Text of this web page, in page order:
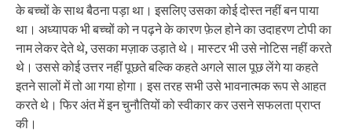
के बच्चों के साथ बैठना पड़ा था। इसलिए उसका कोई दोस्त नहीं बन पाया
था। अध्यापक भी बच्चों को न पढ़ने के कारण फ़ेल होने का उदाहरण टोपी का
नाम लेकर देते थे, उसका मज़ाक उड़ाते थे। मास्टर भी उसे नोटिस नहीं करते
थे। उससे कोई उत्तर नहीं पूछते बल्कि कहते अगले साल पूछ लेंगे या कहते
इतने सालों में तो आ गया होगा। इस तरह सभी उसे भावनात्मक रूप से आहत
करते थे। फिर अंत में इन चुनौतियों को स्वीकार कर उसने सफलता प्राप्त
की।